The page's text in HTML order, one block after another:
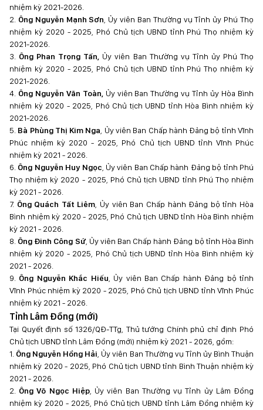
nhiệm kỳ 2021-2026.
2. Ông Nguyễn Mạnh Sơn , Ủy viên Ban Thường vụ Tỉnh ủy Phú Thọ
nhiệm kỳ 2020 - 2025, Phó Chủ tịch UBND tỉnh Phú Thọ nhiệm kỳ
2021-2026.
3. Ông Phan Trọng Tấn,
Ủy viên Ban Thường vụ Tỉnh ủy Phú Thọ
nhiệm kỳ 2020 - 2025, Phó Chủ tịch UBND tỉnh Phú Thọ nhiệm kỳ
2021-2026.
4. Ông Nguyễn Văn Toàn, Ủy viên Ban Thường vụ Tỉnh ủy Hòa Bình
nhiệm kỳ 2020 - 2025, Phó Chủ tịch UBND tỉnh Hòa Bình nhiệm kỳ
2021-2026.
5. Bà Phùng Thị Kim Nga , Ủy viên Ban Chấp hành Đảng bộ tỉnh Vĩnh
Phúc nhiệm kỳ 2020 - 2025, Phó Chủ tịch UBND tỉnh Vĩnh Phúc
nhiệm kỳ 2021 - 2026.
6. Ông Nguyễn Huy Ngọc , Ủy viên Ban Chấp hành Đảng bộ tỉnh Phú
Thọ nhiệm kỳ 2020 - 2025, Phó Chủ tịch UBND tỉnh Phú Thọ nhiệm
kỳ 2021 - 2026.
7. Ông Quách Tất Liêm , Ủy viên Ban Chấp hành Đảng bộ tỉnh Hòa
Bình nhiệm kỳ 2020 - 2025, Phó Chủ tịch UBND tỉnh Hòa Bình nhiệm
kỳ 2021 - 2026.
8. Ông Đinh Công Sứ, Ủy viên Ban Chấp hành Đảng bộ tỉnh Hòa Bình
nhiệm kỳ 2020 - 2025, Phó Chủ tịch UBND tỉnh Hòa Bình nhiệm kỳ
2021 - 2026.
9. Ông Nguyễn Khắc Hiếu , Ủy viên Ban Chấp hành Đảng bộ tỉnh
Vĩnh Phúc nhiệm kỳ 2020 - 2025, Phó Chủ tịch UBND tỉnh Vĩnh Phúc
nhiệm kỳ 2021 - 2026.
Tỉnh Lâm Đồng (mới)
Tại Quyết định số 1326/QĐ-TTg, Thủ tướng Chính phủ chỉ định Phó
Chủ tịch UBND tỉnh Lâm Đồng (mới) nhiệm kỳ 2021 - 2026, gồm:
1. Ông Nguyễn Hồng Hải , Ủy viên Ban Thường vụ Tỉnh ủy Bình Thuận
nhiệm kỳ 2020 - 2025, Phó Chủ tịch UBND tỉnh Bình Thuận nhiệm kỳ
2021 - 2026.
2. Ông Võ Ngọc Hiệp, Ủy viên Ban Thường vụ Tỉnh ủy Lâm Đồng
nhiệm kỳ 2020 - 2025, Phó Chủ tịch UBND tỉnh Lâm Đồng nhiệm kỳ